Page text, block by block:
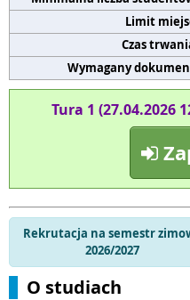
Limit
Czas
Wymagany
Tura 1 (27.04.2026
Rekrutacja na semestr
2026/2027
O studiach